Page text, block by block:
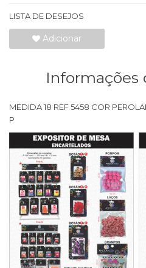
LISTA DE DESEJOS
Adicionar
Informações
MEDIDA 18 REF 5458 COR
P